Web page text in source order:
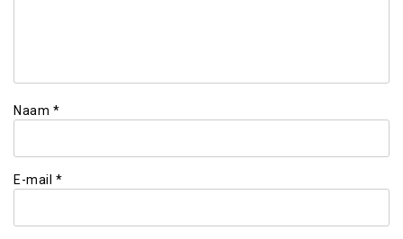
Naam *
E-mail *